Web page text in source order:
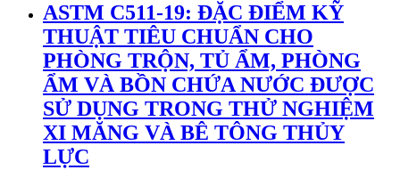
ASTM C511-19: ĐẶC ĐIỂM KỸ
THUẬT TIÊU CHUẨN CHO
PHÒNG TRỘN, TỦ ẨM, PHÒNG
ẨM VÀ BỒN CHỨA NƯỚC ĐƯỢC
SỬ DỤNG TRONG THỬ NGHIỆM
XI MĂNG VÀ BÊ TÔNG THỦY
LỰC